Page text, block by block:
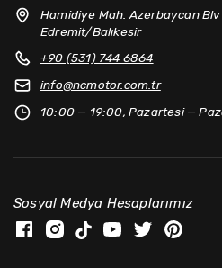
Hamidiye Mah. Azerbaycan
Edremit/Balıkesir
+90 (531) 744 6864
info@ncmotor.com.tr
10:00 — 19:00, Pazartesi —
Sosyal Medya Hesaplarımız